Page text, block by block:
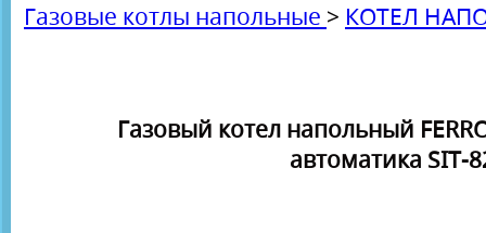
Газовые котлы напольные > КОТЕЛ
Газовый котел напольный
автоматика SIT-